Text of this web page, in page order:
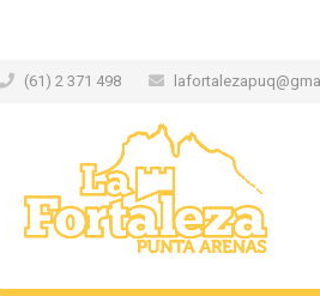
(61) 2 371 498